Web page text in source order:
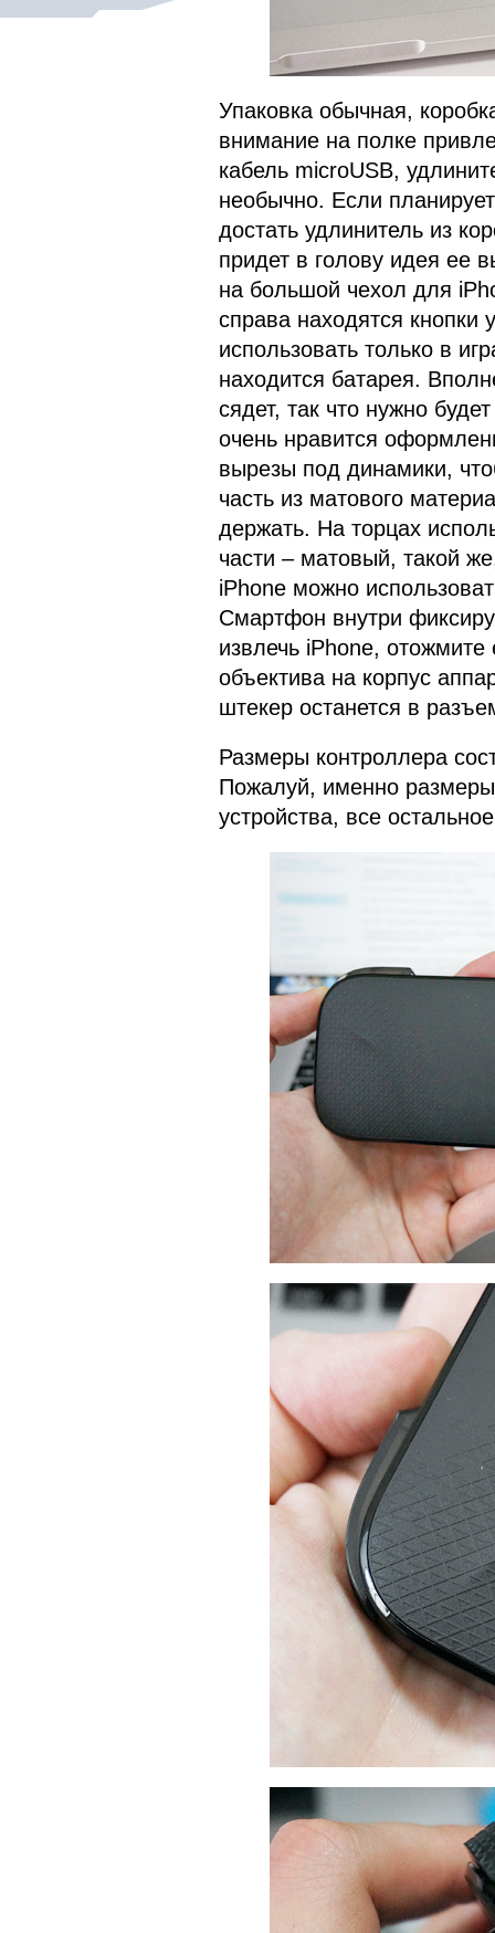
Упаковка обычная,
внимание на полке
кабель microUSB,
необычно. Если
достать удлинитель из
придет в голову идея ее
на большой чехол для
справа находятся кнопки
использовать только в
находится батарея.
сядет, так что нужно
очень нравится
вырезы под динамики,
часть из матового
держать. На торцах
части – матовый, такой
iPhone можно
Смартфон внутри
извлечь iPhone,
объектива на корпус
штекер останется в
Размеры контроллера
Пожалуй, именно
устройства, все